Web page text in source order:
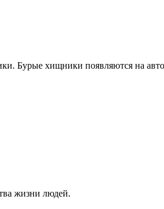
Бурые хищники появляются на
жизни людей.